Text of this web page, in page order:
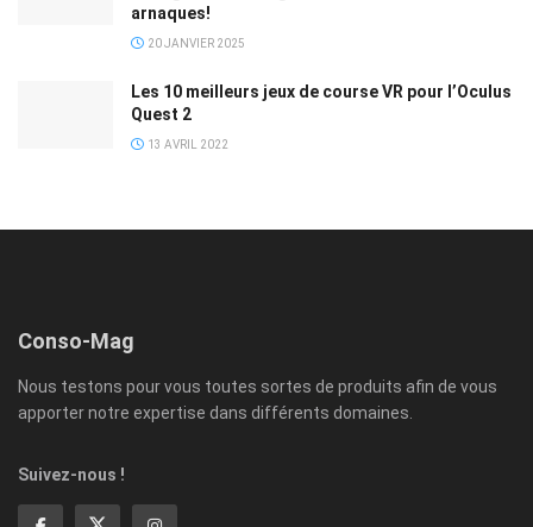
arnaques!
20 JANVIER 2025
Les 10 meilleurs jeux de course VR pour l’Oculus
Quest 2
13 AVRIL 2022
Conso-Mag
Nous testons pour vous toutes sortes de produits afin de vous
apporter notre expertise dans différents domaines.
Suivez-nous !